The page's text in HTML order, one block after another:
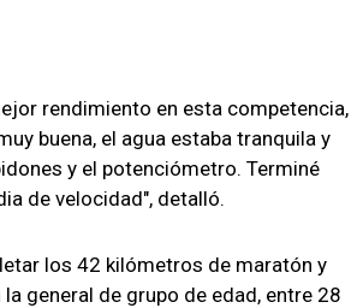
rendimiento en esta competencia,
buena, el agua estaba tranquila y
y el potenciómetro. Terminé
de velocidad", detalló.
los 42 kilómetros de maratón y
general de grupo de edad, entre 28